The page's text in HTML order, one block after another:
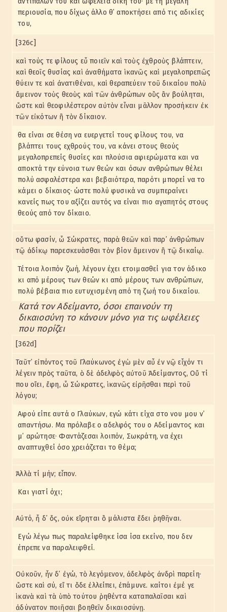
περιουσία, που δίχως άλλο θ᾽ αποκτήσει από τις αδικίες
του,
[326c]
καὶ τούς τε φίλους εὖ ποιεῖν καὶ τοὺς ἐχθροὺς βλάπτειν,
καὶ θεοῖς θυσίας καὶ ἀναθήματα ἱκανῶς καὶ μεγαλοπρεπῶς
θύειν τε καὶ ἀνατιθέναι, καὶ θεραπεύειν τοῦ δικαίου πολὺ
ἄμεινον τοὺς θεοὺς καὶ τῶν ἀνθρώπων οὓς ἂν βούληται,
ὥστε καὶ θεοφιλέστερον αὐτὸν εἶναι μᾶλλον προσήκειν ἐκ
τῶν εἰκότων ἢ τὸν δίκαιον.
θα είναι σε θέση να ευεργετεί τους φίλους του, να
βλάπτει τους εχθρούς του, να κάνει στους θεούς
μεγαλοπρεπείς θυσίες και πλούσια αφιερώματα και να
αποκτά την εύνοια των θεών και όσων ανθρώπων θέλει
πολύ ασφαλέστερα και βεβαιότερα, παρότι μπορεί να το
κάμει ο δίκαιος· ώστε πολύ φυσικά να συμπεραίνει
κανείς πως του αξίζει αυτός να είναι πιο αγαπητός στους
θεούς από τον δίκαιο.
οὕτω φασίν, ὦ Σώκρατες, παρὰ θεῶν καὶ παρ᾽ ἀνθρώπων
τῷ ἀδίκῳ παρεσκευάσθαι τὸν βίον ἄμεινον ἢ τῷ δικαίῳ.
Τέτοια λοιπόν ζωή, λέγουν έχει ετοιμασθεί για τον άδικο
κι από μέρους των θεών κι από μέρους των ανθρώπων,
πολύ βέβαια πιο ευτυχισμένη από τη ζωή του δικαίου.
Κατά τον Αδείμαντο, όσοι επαινούν τη
δικαιοσύνη το κάνουν μόνο για τις ωφέλειες
που πορίζει
[362d]
Ταῦτ᾽ εἰπόντος τοῦ Γλαύκωνος ἐγὼ μὲν αὖ ἐν νῷ εἶχόν τι
λέγειν πρὸς ταῦτα, ὁ δὲ ἀδελφὸς αὐτοῦ Ἀδείμαντος, Οὔ τί
που οἴει, ἔφη, ὦ Σώκρατες, ἱκανῶς εἰρῆσθαι περὶ τοῦ
λόγου;
Αφού είπε αυτά ο Γλαύκων, εγώ κάτι είχα στο νου μου ν᾽
απαντήσω. Μα πρόλαβε ο αδελφός του ο Αδείμαντος και
μ᾽ αρώτησε· Φαντάζεσαι λοιπόν, Σωκράτη, να έχει
αναπτυχθεί όσο χρειάζεται το θέμα;
Ἀλλὰ τί μήν; εἶπον.
Και γιατί όχι;
Αὐτό, ἦ δ᾽ ὅς, οὐκ εἴρηται ὃ μάλιστα ἔδει ῥηθῆναι.
Εγώ λέγω πως παραλείφθηκε ίσα ίσα εκείνο, που δεν
έπρεπε να παραλειφθεί.
Οὐκοῦν, ἦν δ᾽ ἐγώ, τὸ λεγόμενον, ἀδελφὸς ἀνδρὶ παρείη·
ὥστε καὶ σύ, εἴ τι ὅδε ἐλλείπει, ἐπάμυνε. καίτοι ἐμέ γε
ἱκανὰ καὶ τὰ ὑπὸ τούτου ῥηθέντα καταπαλαῖσαι καὶ
ἀδύνατον ποιῆσαι βοηθεῖν δικαιοσύνῃ.